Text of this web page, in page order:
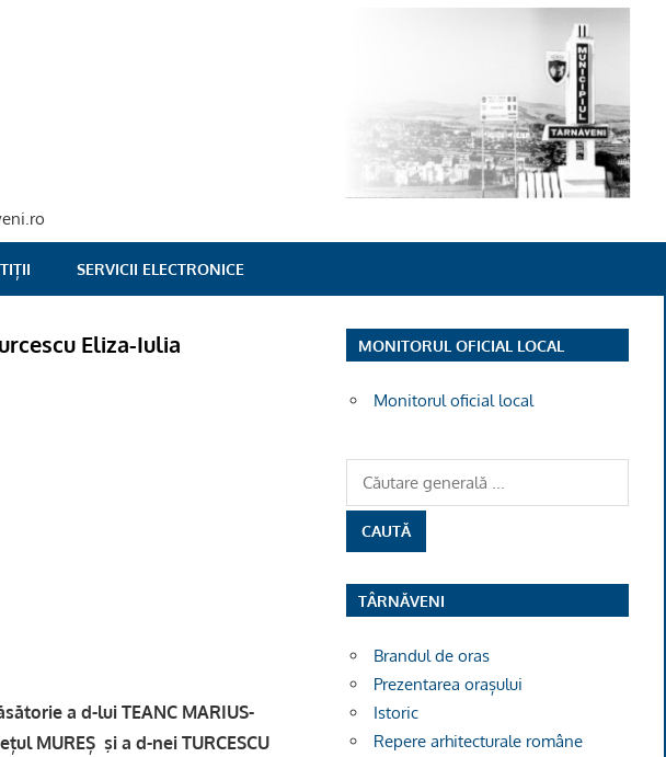
SERVICII ELECTRONICE
Eliza-Iulia
a d-lui TEANC MARIUS-
MUREȘ şi a d-nei TURCESCU
MONITORUL OFICIAL LOCAL
Monitorul oficial local
TÂRNĂVENI
Brandul de oras
Prezentarea orașului
Istoric
Repere arhitecturale române